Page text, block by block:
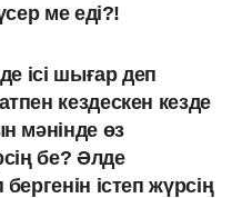
ме еді?!
ісі шығар деп
кездескен кезде
мәнінде өз
бе? Әлде
істеп жүрсің